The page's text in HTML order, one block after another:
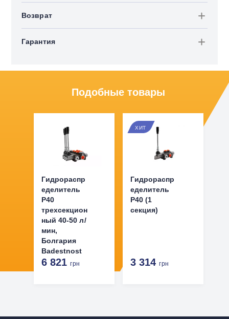
Возврат
Гарантия
Подобные товары
Гидрораспр
еделитель
Р40
трехсекцион
ный 40-50 л/
мин,
Болгария
Badestnost
6 821грн
ХИТ
Гидрораспр
еделитель
P40 (1
секция)
3 314грн